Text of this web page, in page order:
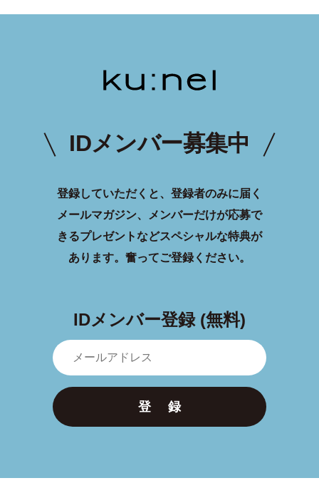
IDメンバー募集中
登録していただくと、登録者のみに届く
メールマガジン、メンバーだけが応募で
きるプレゼントなどスペシャルな特典が
あります。 奮ってご登録ください。
IDメンバー登録 (無料)
登 録